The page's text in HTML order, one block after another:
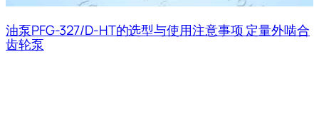
油泵PFG-327/D-HT的选型与使用注意事项 定量外啮合
齿轮泵